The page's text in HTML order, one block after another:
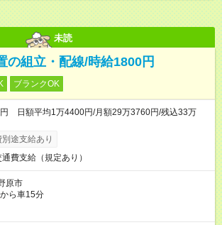
未読
の組立・配線/時給1800円
ブランクOK
日額平均1万4400円/月額29万3760円/残込33万
途支給あり
通費支給（規定あり）
原市
から車15分